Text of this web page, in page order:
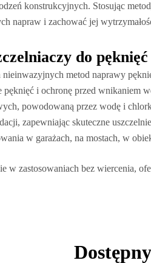
konstrukcyjnych. Stosując
napraw i zachować jej
do pęknięć
metod naprawy
pęknięć i ochronę przed wnikaniem
powodowaną przez wodę i
zapewniając skuteczne
w garażach, na mostach, w
zastosowaniach bez wiercenia,